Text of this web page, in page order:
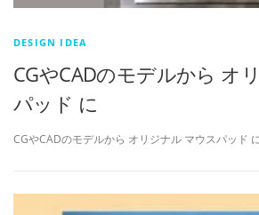
DESIGN IDEA
CGやCADのモデルから オ
パッド に
CGやCADのモデルから オリジナル マウスパッ